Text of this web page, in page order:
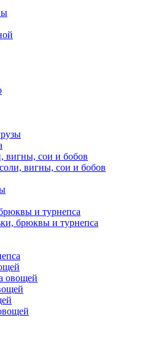
вигны, сои и бобов
вигны, сои и бобов
и турнепса
брюквы и турнепса
овощей